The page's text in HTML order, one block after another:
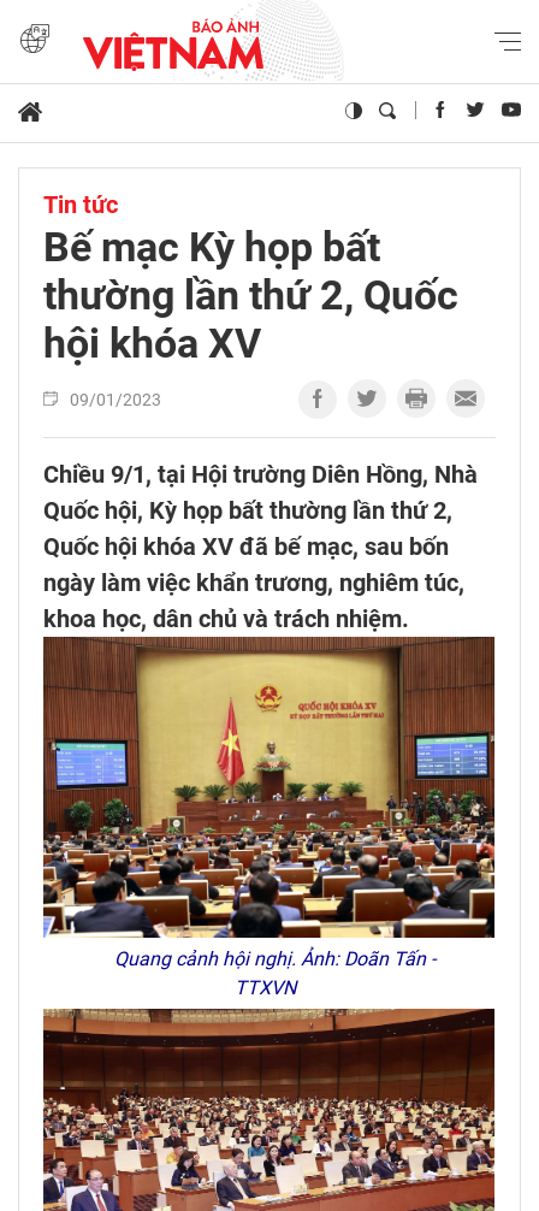
Tin tức
Bế mạc Kỳ họp bất
thường lần thứ 2, Quốc
hội khóa XV
09/01/2023
Chiều 9/1, tại Hội trường Diên Hồng, Nhà
Quốc hội, Kỳ họp bất thường lần thứ 2,
Quốc hội khóa XV đã bế mạc, sau bốn
ngày làm việc khẩn trương, nghiêm túc,
khoa học, dân chủ và trách nhiệm.
Quang cảnh hội nghị. Ảnh: Doãn Tấn -
TTXVN